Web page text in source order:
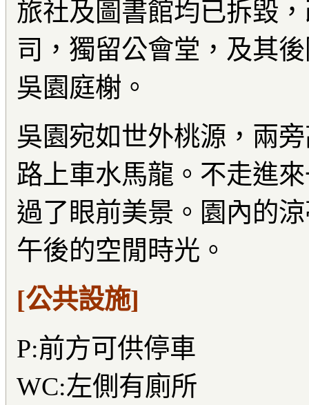
旅社及圖書館均已拆毀
司，獨留公會堂，及其
吳園庭榭。
吳園宛如世外桃源，兩
路上車水馬龍。不走進
過了眼前美景。園內的
午後的空閒時光。
[公共設施]
P:前方可供停車
WC:左側有廁所